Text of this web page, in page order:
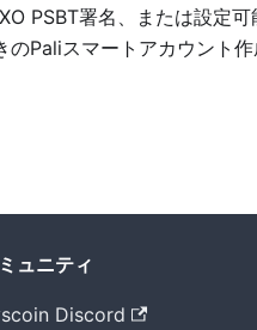
PSBT署名、または設定可
のPaliスマートアカウント作
ュニティ
Discord